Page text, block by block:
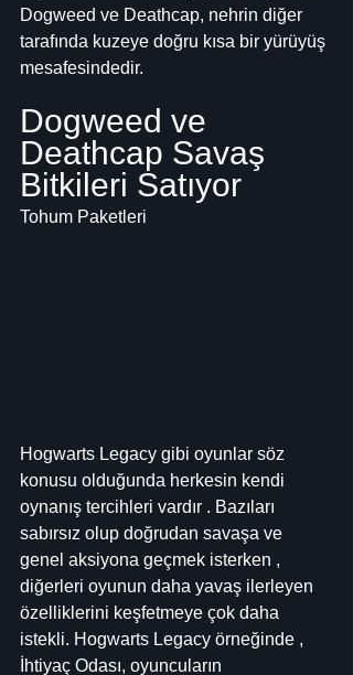
Dogweed ve Deathcap, nehrin diğer
tarafında kuzeye doğru kısa bir yürüyüş
mesafesindedir.
Dogweed ve
Deathcap Savaş
Bitkileri Satıyor
Tohum Paketleri
Hogwarts Legacy gibi oyunlar söz
konusu olduğunda herkesin kendi
oynanış tercihleri ​​vardır . Bazıları
sabırsız olup doğrudan savaşa ve
genel aksiyona geçmek isterken ,
diğerleri oyunun daha yavaş ilerleyen
özelliklerini keşfetmeye çok daha
istekli. Hogwarts Legacy örneğinde ,
İhtiyaç Odası, oyuncuların